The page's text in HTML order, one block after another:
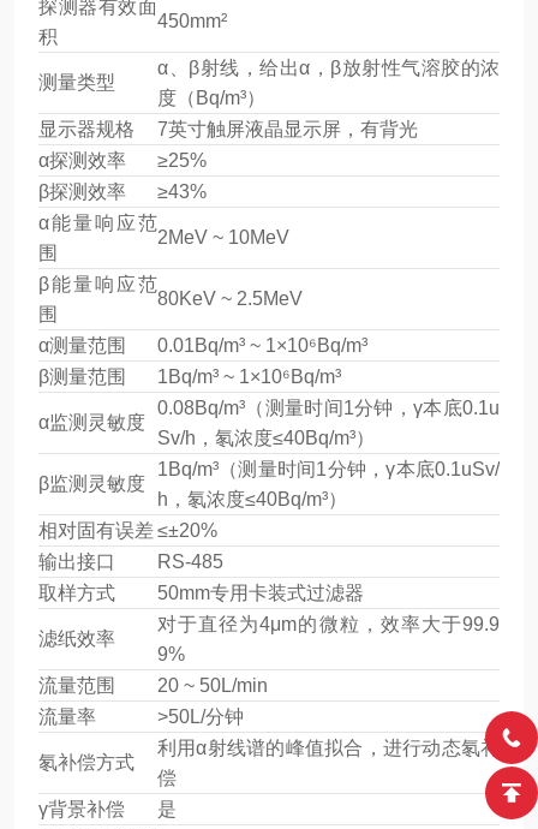
探测器有效面
积
450mm²
测量类型
α、β射线，给出α，β放射性气溶胶的浓
度（Bq/m³）
显示器规格
7英寸触屏液晶显示屏，有背光
α探测效率
≥25%
β探测效率
≥43%
α能量响应范
围
2MeV ~ 10MeV
β能量响应范
围
80KeV ~ 2.5MeV
α测量范围
0.01Bq/m³ ~ 1×10⁶Bq/m³
β测量范围
1Bq/m³ ~ 1×10⁶Bq/m³
α监测灵敏度
0.08Bq/m³（测量时间1分钟，γ本底0.1u
Sv/h，氡浓度≤40Bq/m³）
β监测灵敏度
1Bq/m³（测量时间1分钟，γ本底0.1uSv/
h，氡浓度≤40Bq/m³）
相对固有误差≤±20%
输出接口
RS-485
取样方式
50mm专用卡装式过滤器
滤纸效率
对于直径为4μm的微粒，效率大于99.9
9%
流量范围
20 ~ 50L/min
流量率
>50L/分钟
氡补偿方式
利用α射线谱的峰值拟合，进行动态氡补
偿
γ背景补偿
是